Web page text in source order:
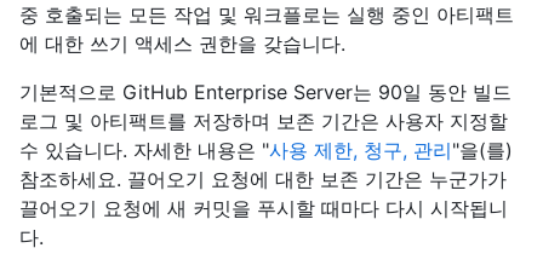
중 호출되는 모든 작업 및 워크플로는 실행 중인 아티팩트
에 대한 쓰기 액세스 권한을 갖습니다.
기본적으로 GitHub Enterprise Server는 90일 동안 빌드
로그 및 아티팩트를 저장하며 보존 기간은 사용자 지정할
수 있습니다. 자세한 내용은 "사용 제한, 청구, 관리"을(를)
참조하세요. 끌어오기 요청에 대한 보존 기간은 누군가가
끌어오기 요청에 새 커밋을 푸시할 때마다 다시 시작됩니
다.